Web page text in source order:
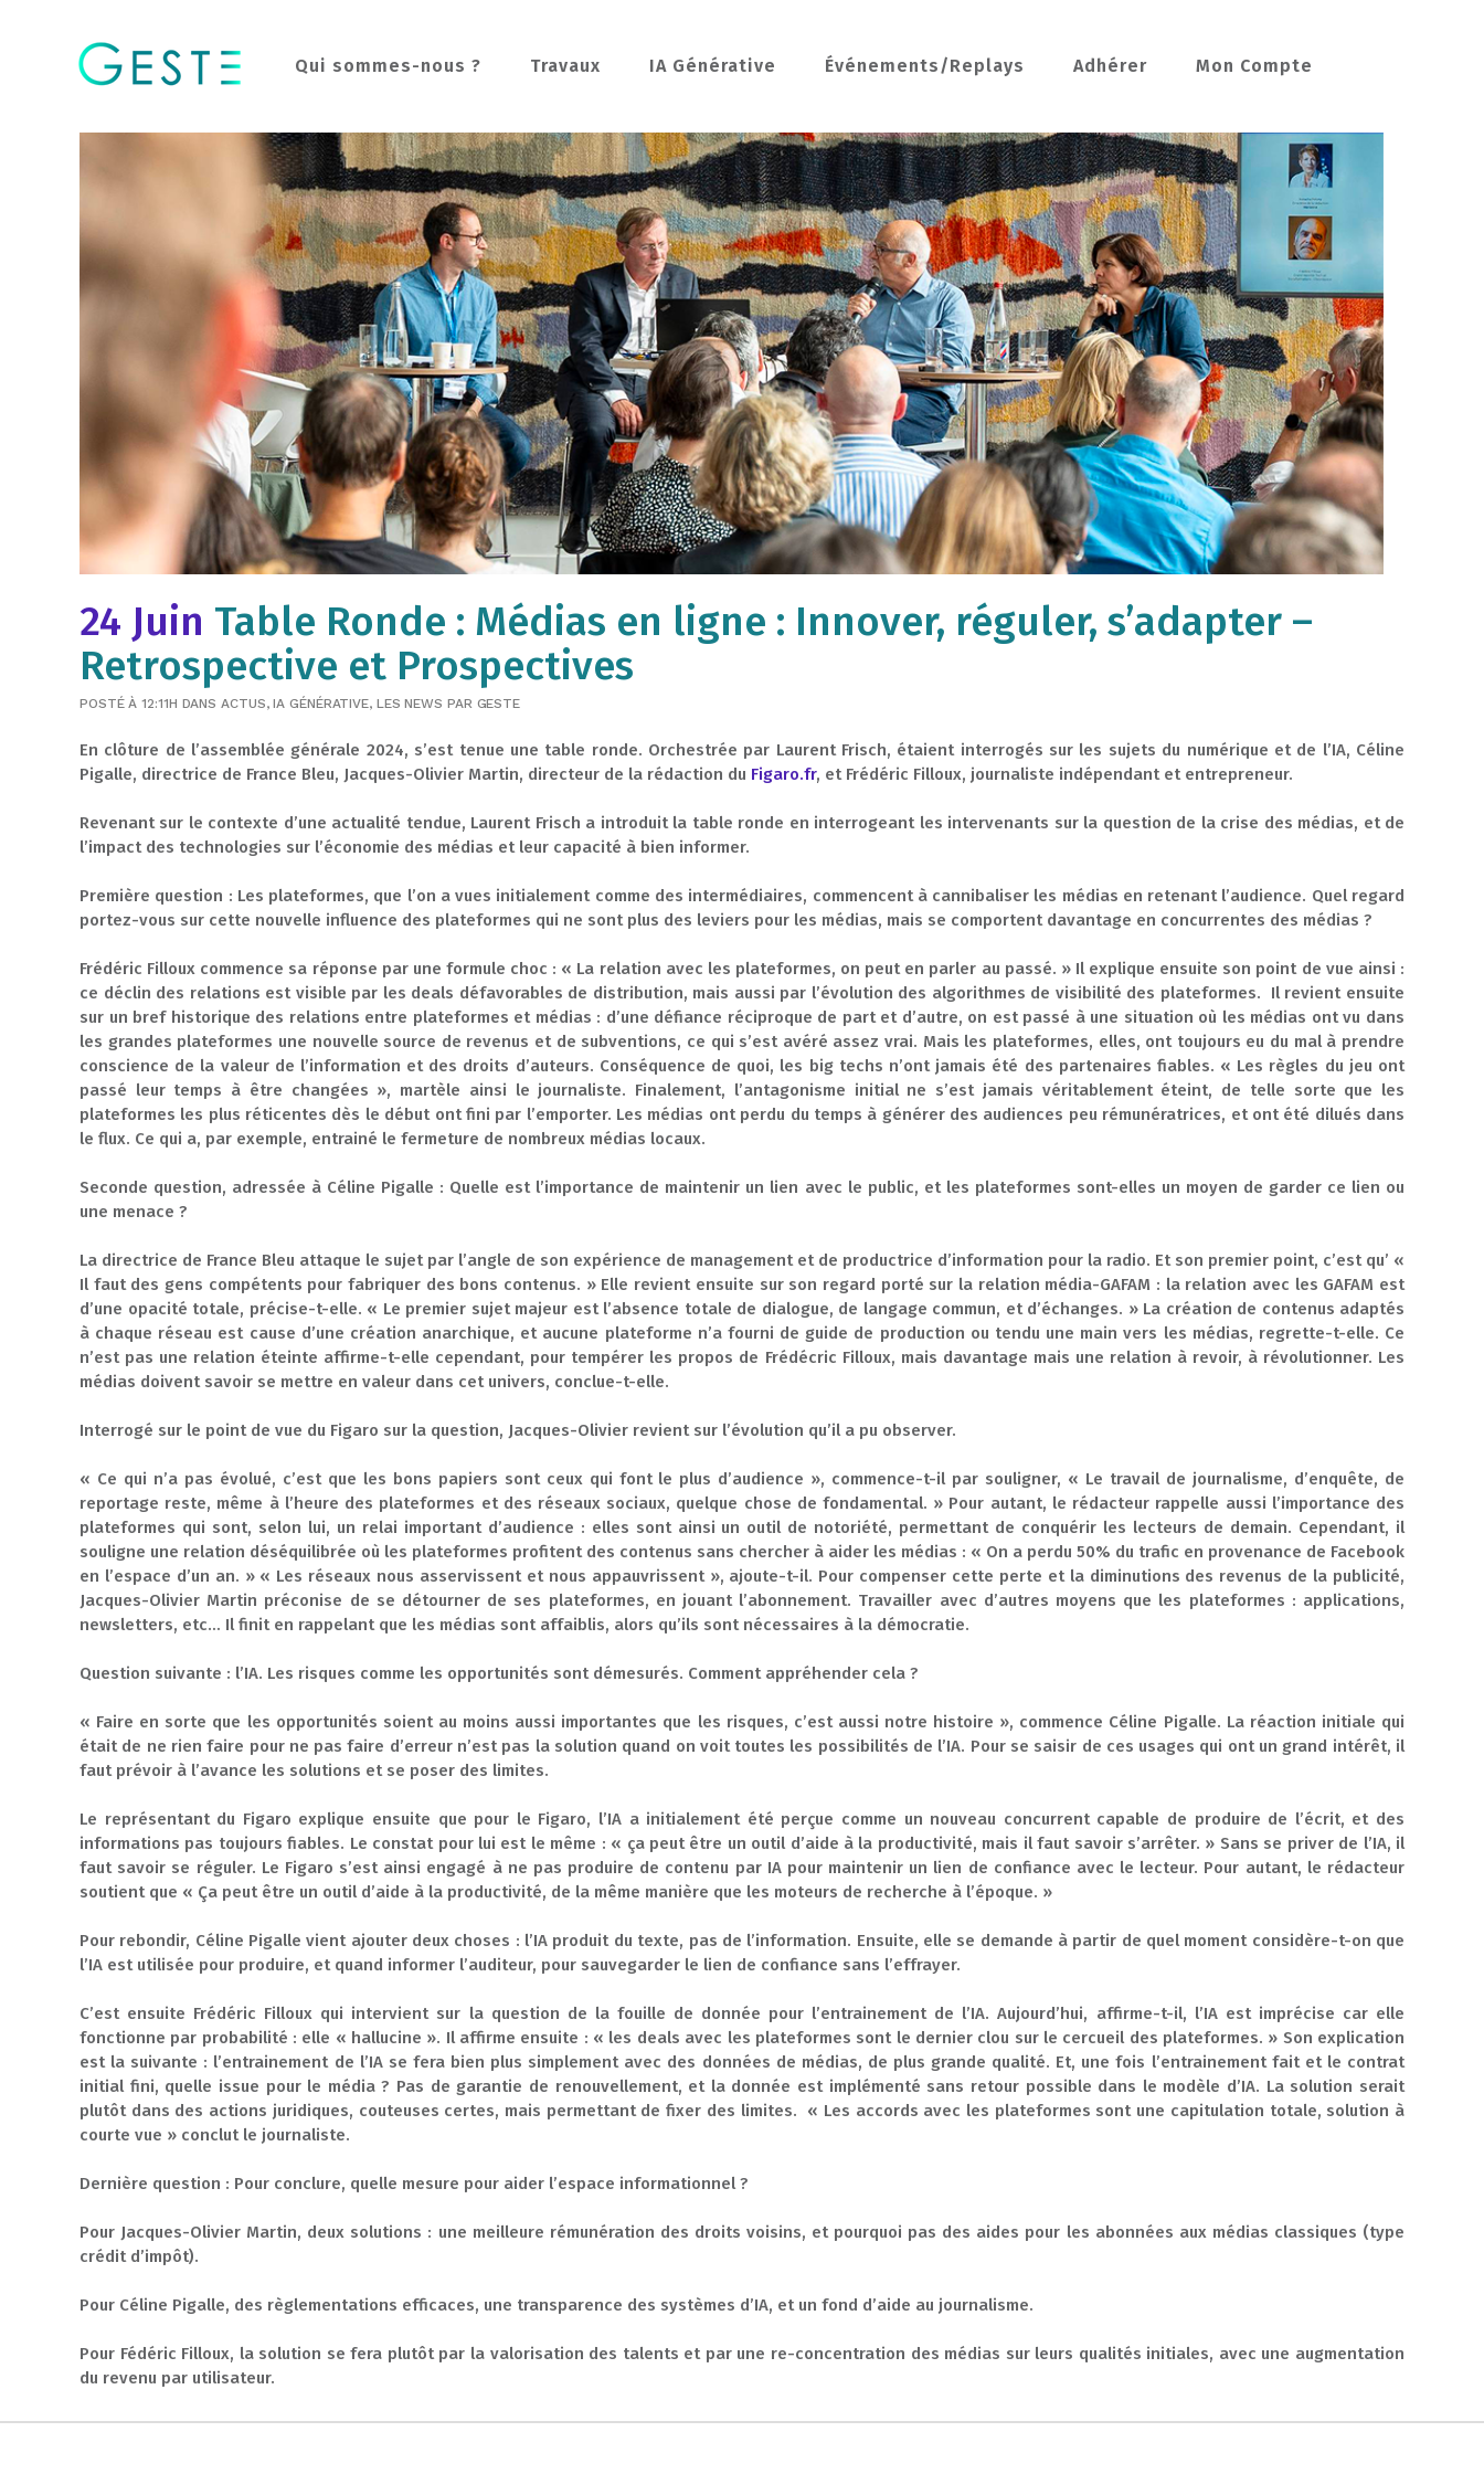
Qui sommes-nous ? Travaux IA Générative Événements/Replays Adhérer Mon Compte
24 Juin Table Ronde : Médias en ligne : Innover, réguler, s’adapter –
Retrospective et Prospectives
POSTÉ À 12:11H DANSACTUS,IA GÉNÉRATIVE, LES NEWS PAR GESTE
En clôture de l’assemblée générale 2024, s’est tenue une table ronde. Orchestrée par Laurent Frisch, étaient interrogés sur les sujets du numérique et de l’IA, Céline
Pigalle, directrice de France Bleu, Jacques-Olivier Martin, directeur de la rédaction du Figaro.fr, et Frédéric Filloux, journaliste indépendant et entrepreneur.
Revenant sur le contexte d’une actualité tendue, Laurent Frisch a introduit la table ronde en interrogeant les intervenants sur la question de la crise des médias, et de
l’impact des technologies sur l’économie des médias et leur capacité à bien informer.
Première question : Les plateformes, que l’on a vues initialement comme des intermédiaires, commencent à cannibaliser les médias en retenant l’audience. Quel regard
portez-vous sur cette nouvelle influence des plateformes qui ne sont plus des leviers pour les médias, mais se comportent davantage en concurrentes des médias ?
Frédéric Filloux commence sa réponse par une formule choc : « La relation avec les plateformes, on peut en parler au passé. » Il explique ensuite son point de vue ainsi :
ce déclin des relations est visible par les deals défavorables de distribution, mais aussi par l’évolution des algorithmes de visibilité des plateformes. Il revient ensuite
sur un bref historique des relations entre plateformes et médias : d’une défiance réciproque de part et d’autre, on est passé à une situation où les médias ont vu dans
les grandes plateformes une nouvelle source de revenus et de subventions, ce qui s’est avéré assez vrai. Mais les plateformes, elles, ont toujours eu du mal à prendre
conscience de la valeur de l’information et des droits d’auteurs. Conséquence de quoi, les big techs n’ont jamais été des partenaires fiables. « Les règles du jeu ont
passé leur temps à être changées », martèle ainsi le journaliste. Finalement, l’antagonisme initial ne s’est jamais véritablement éteint, de telle sorte que les
plateformes les plus réticentes dès le début ont fini par l’emporter. Les médias ont perdu du temps à générer des audiences peu rémunératrices, et ont été dilués dans
le flux. Ce qui a, par exemple, entrainé le fermeture de nombreux médias locaux.
Seconde question, adressée à Céline Pigalle : Quelle est l’importance de maintenir un lien avec le public, et les plateformes sont-elles un moyen de garder ce lien ou
une menace ?
La directrice de France Bleu attaque le sujet par l’angle de son expérience de management et de productrice d’information pour la radio. Et son premier point, c’est qu’ «
Il faut des gens compétents pour fabriquer des bons contenus. » Elle revient ensuite sur son regard porté sur la relation média-GAFAM : la relation avec les GAFAM est
d’une opacité totale, précise-t-elle. « Le premier sujet majeur est l’absence totale de dialogue, de langage commun, et d’échanges. » La création de contenus adaptés
à chaque réseau est cause d’une création anarchique, et aucune plateforme n’a fourni de guide de production ou tendu une main vers les médias, regrette-t-elle. Ce
n’est pas une relation éteinte affirme-t-elle cependant, pour tempérer les propos de Frédécric Filloux, mais davantage mais une relation à revoir, à révolutionner. Les
médias doivent savoir se mettre en valeur dans cet univers, conclue-t-elle.
Interrogé sur le point de vue du Figaro sur la question, Jacques-Olivier revient sur l’évolution qu’il a pu observer.
« Ce qui n’a pas évolué, c’est que les bons papiers sont ceux qui font le plus d’audience », commence-t-il par souligner, « Le travail de journalisme, d’enquête, de
reportage reste, même à l’heure des plateformes et des réseaux sociaux, quelque chose de fondamental. » Pour autant, le rédacteur rappelle aussi l’importance des
plateformes qui sont, selon lui, un relai important d’audience : elles sont ainsi un outil de notoriété, permettant de conquérir les lecteurs de demain. Cependant, il
souligne une relation déséquilibrée où les plateformes profitent des contenus sans chercher à aider les médias : « On a perdu 50% du trafic en provenance de Facebook
en l’espace d’un an. » « Les réseaux nous asservissent et nous appauvrissent », ajoute-t-il. Pour compenser cette perte et la diminutions des revenus de la publicité,
Jacques-Olivier Martin préconise de se détourner de ses plateformes, en jouant l’abonnement. Travailler avec d’autres moyens que les plateformes : applications,
newsletters, etc… Il finit en rappelant que les médias sont affaiblis, alors qu’ils sont nécessaires à la démocratie.
Question suivante : l’IA. Les risques comme les opportunités sont démesurés. Comment appréhender cela ?
« Faire en sorte que les opportunités soient au moins aussi importantes que les risques, c’est aussi notre histoire », commence Céline Pigalle. La réaction initiale qui
était de ne rien faire pour ne pas faire d’erreur n’est pas la solution quand on voit toutes les possibilités de l’IA. Pour se saisir de ces usages qui ont un grand intérêt, il
faut prévoir à l’avance les solutions et se poser des limites.
Le représentant du Figaro explique ensuite que pour le Figaro, l’IA a initialement été perçue comme un nouveau concurrent capable de produire de l’écrit, et des
informations pas toujours fiables. Le constat pour lui est le même : « ça peut être un outil d’aide à la productivité, mais il faut savoir s’arrêter. » Sans se priver de l’IA, il
faut savoir se réguler. Le Figaro s’est ainsi engagé à ne pas produire de contenu par IA pour maintenir un lien de confiance avec le lecteur. Pour autant, le rédacteur
soutient que « Ça peut être un outil d’aide à la productivité, de la même manière que les moteurs de recherche à l’époque. »
Pour rebondir, Céline Pigalle vient ajouter deux choses : l’IA produit du texte, pas de l’information. Ensuite, elle se demande à partir de quel moment considère-t-on que
l’IA est utilisée pour produire, et quand informer l’auditeur, pour sauvegarder le lien de confiance sans l’effrayer.
C’est ensuite Frédéric Filloux qui intervient sur la question de la fouille de donnée pour l’entrainement de l’IA. Aujourd’hui, affirme-t-il, l’IA est imprécise car elle
fonctionne par probabilité : elle « hallucine ». Il affirme ensuite : « les deals avec les plateformes sont le dernier clou sur le cercueil des plateformes. » Son explication
est la suivante : l’entrainement de l’IA se fera bien plus simplement avec des données de médias, de plus grande qualité. Et, une fois l’entrainement fait et le contrat
initial fini, quelle issue pour le média ? Pas de garantie de renouvellement, et la donnée est implémenté sans retour possible dans le modèle d’IA. La solution serait
plutôt dans des actions juridiques, couteuses certes, mais permettant de fixer des limites. « Les accords avec les plateformes sont une capitulation totale, solution à
courte vue » conclut le journaliste.
Dernière question : Pour conclure, quelle mesure pour aider l’espace informationnel ?
Pour Jacques-Olivier Martin, deux solutions : une meilleure rémunération des droits voisins, et pourquoi pas des aides pour les abonnées aux médias classiques (type
crédit d’impôt).
Pour Céline Pigalle, des règlementations efficaces, une transparence des systèmes d’IA, et un fond d’aide au journalisme.
Pour Fédéric Filloux, la solution se fera plutôt par la valorisation des talents et par une re-concentration des médias sur leurs qualités initiales, avec une augmentation
du revenu par utilisateur.